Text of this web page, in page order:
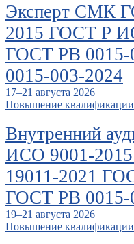
Эксперт СМК
2015 ГОСТ Р
ГОСТ РВ
0015-003-2024
17–21 августа 2026
Повышение квалификации
Внутренний
ИСО 9001-
19011-2021
ГОСТ РВ 0015-
19–21 августа 2026
Повышение квалификации